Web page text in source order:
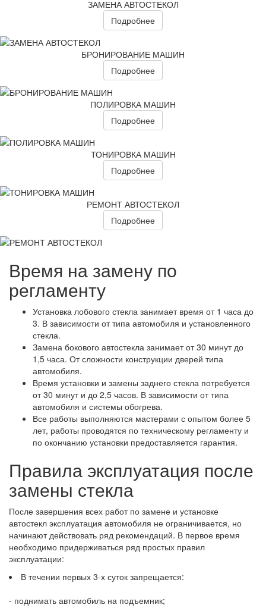
ЗАМЕНА АВТОСТЕКОЛ
Подробнее
БРОНИРОВАНИЕ МАШИН
Подробнее
ПОЛИРОВКА МАШИН
Подробнее
ТОНИРОВКА МАШИН
Подробнее
РЕМОНТ АВТОСТЕКОЛ
Подробнее
Время на замену по
регламенту
Установка лобового стекла занимает время от 1 часа до
3. В зависимости от типа автомобиля и установленного
стекла.
Замена бокового автостекла занимает от 30 минут до
1,5 часа. От сложности конструкции дверей типа
автомобиля.
Время установки и замены заднего стекла потребуется
от 30 минут и до 2,5 часов. В зависимости от типа
автомобиля и системы обогрева.
Все работы выполняются мастерами с опытом более 5
лет, работы проводятся по техническому регламенту и
по окончанию установки предоставляется гарантия.
Правила эксплуатация после
замены стекла
После завершения всех работ по замене и установке
автостекл эксплуатация автомобиля не ограничивается, но
начинают действовать ряд рекомендаций. В первое время
необходимо придерживаться ряд простых правил
эксплуатации:
В течении первых 3-х суток запрещается:
- поднимать автомобиль на подъемник;